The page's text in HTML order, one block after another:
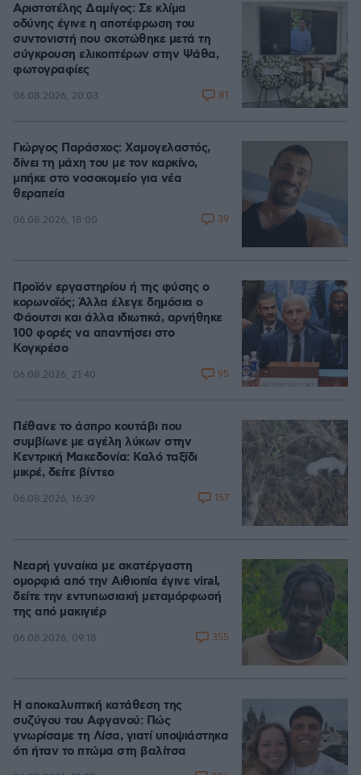
Αριστοτέλης Δαμίγος: Σε κλίμα
οδύνης έγινε η αποτέφρωση του
συντονιστή που σκοτώθηκε μετά τη
σύγκρουση ελικοπτέρων στην Ψάθα,
φωτογραφίες
06.08.2026, 20:03 81
Γιώργος Παράσχος: Χαμογελαστός,
δίνει τη μάχη του με τον καρκίνο,
μπήκε στο νοσοκομείο για νέα
θεραπεία
06.08.2026, 18:00 39
Προϊόν εργαστηρίου ή της φύσης ο
κορωνοϊός; Άλλα έλεγε δημόσια ο
Φάουτσι και άλλα ιδιωτικά, αρνήθηκε
100 φορές να απαντήσει στο
Κογκρέσο
06.08.2026, 21:40 95
Πέθανε το άσπρο κουτάβι που
συμβίωνε με αγέλη λύκων στην
Κεντρική Μακεδονία: Καλό ταξίδι
μικρέ, δείτε βίντεο
06.08.2026, 16:39 157
Νεαρή γυναίκα με ακατέργαστη
ομορφιά από την Αιθιοπία έγινε viral,
δείτε την εντυπωσιακή μεταμόρφωσή
της από μακιγιέρ
06.08.2026, 09:18 355
Η αποκαλυπτική κατάθεση της
συζύγου του Αφγανού: Πώς
γνωρίσαμε τη Λίσα, γιατί υποψιάστηκα
ότι ήταν το πτώμα στη βαλίτσα